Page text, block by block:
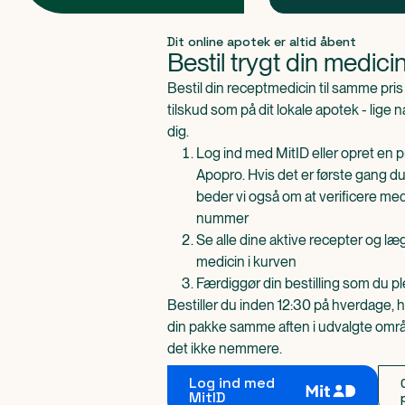
Dit online apotek er altid åbent
Bestil trygt din
Bestil din receptmedicin til samme
tilskud som på dit lokale apotek - lige
dig.
Log ind med MitID eller opret en
Apopro. Hvis det er første gang
beder vi også om at verificere
nummer
Se alle dine aktive recepter og
medicin i kurven
Færdiggør din bestilling som du
Bestiller du inden 12:30 på hverdage,
din pakke samme aften i udvalgte
det ikke nemmere.
Log ind med
MitID